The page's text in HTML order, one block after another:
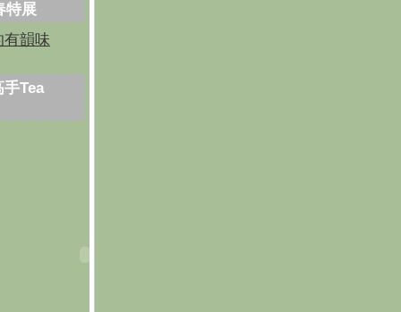
特展
有韻味
Tea